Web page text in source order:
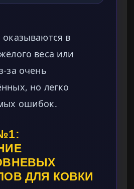
в
веса или
за очень
но легко
ошибок.
ДЛЯ КОВКИ